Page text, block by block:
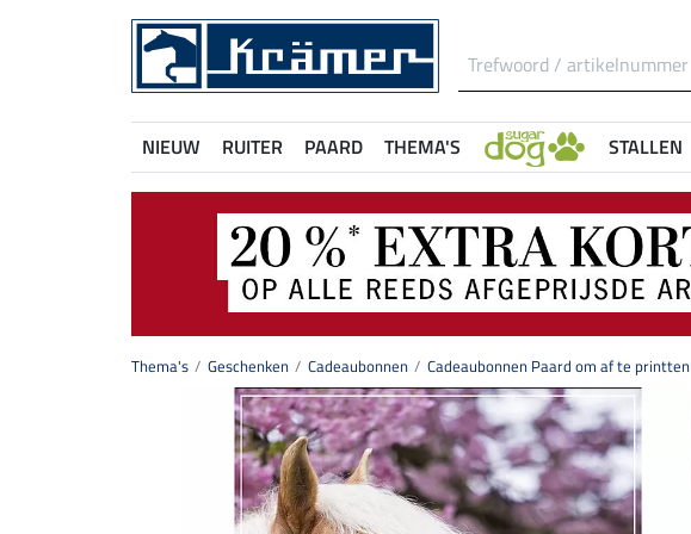
NIEUW RUITER PAARD THEMA'S STALLEN
Thema's Geschenken Cadeaubonnen Cadeaubonnen Paard om af te printten